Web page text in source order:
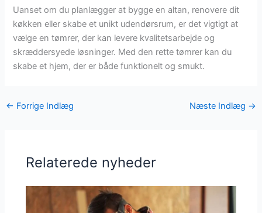
Uanset om du planlægger at bygge en altan, renovere dit
køkken eller skabe et unikt udendørsrum, er det vigtigt at
vælge en tømrer, der kan levere kvalitetsarbejde og
skræddersyede løsninger. Med den rette tømrer kan du
skabe et hjem, der er både funktionelt og smukt.
← Forrige Indlæg Næste Indlæg →
Relaterede nyheder